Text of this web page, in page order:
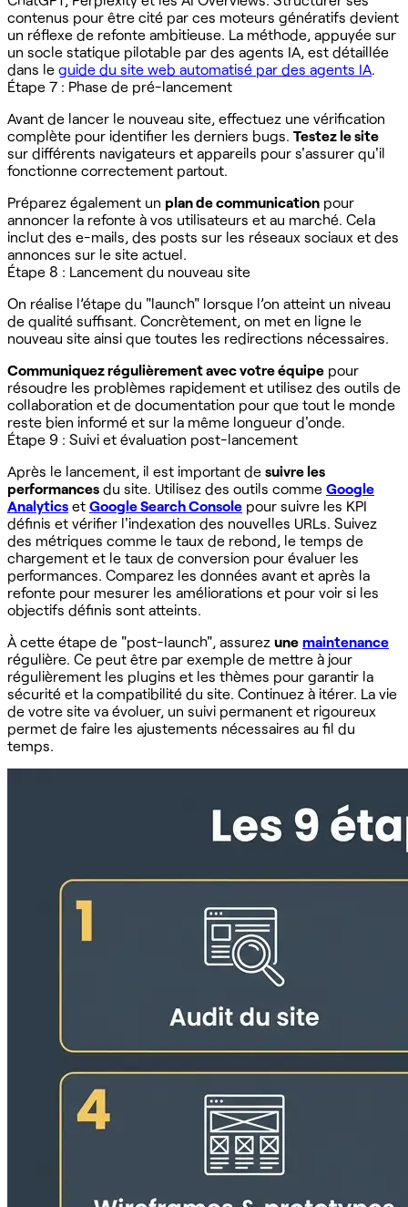
contenus pour être cité par ces moteurs génératifs devient
un réflexe de refonte ambitieuse. La méthode, appuyée sur
un socle statique pilotable par des agents IA, est détaillée
dans le guide du site web automatisé par des agents IA.
Étape 7 : Phase de pré-lancement
Avant de lancer le nouveau site, effectuez une vérification
complète pour identifier les derniers bugs. Testez le site
sur différents navigateurs et appareils pour s'assurer qu'il
fonctionne correctement partout.
Préparez également un plan de communication pour
annoncer la refonte à vos utilisateurs et au marché. Cela
inclut des e-mails, des posts sur les réseaux sociaux et des
annonces sur le site actuel.
Étape 8 : Lancement du nouveau site
On réalise l’étape du "launch" lorsque l’on atteint un niveau
de qualité suffisant. Concrètement, on met en ligne le
nouveau site ainsi que toutes les redirections nécessaires.
Communiquez régulièrement avec votre équipe pour
résoudre les problèmes rapidement et utilisez des outils de
collaboration et de documentation pour que tout le monde
reste bien informé et sur la même longueur d'onde.
Étape 9 : Suivi et évaluation post-lancement
Après le lancement, il est important de suivre les
performances du site. Utilisez des outils comme Google
Analytics et Google Search Console pour suivre les KPI
définis et vérifier l'indexation des nouvelles URLs. Suivez
des métriques comme le taux de rebond, le temps de
chargement et le taux de conversion pour évaluer les
performances. Comparez les données avant et après la
refonte pour mesurer les améliorations et pour voir si les
objectifs définis sont atteints.
À cette étape de "post-launch", assurez une maintenance
régulière. Ce peut être par exemple de mettre à jour
régulièrement les plugins et les thèmes pour garantir la
sécurité et la compatibilité du site. Continuez à itérer. La vie
de votre site va évoluer, un suivi permanent et rigoureux
permet de faire les ajustements nécessaires au fil du
temps.